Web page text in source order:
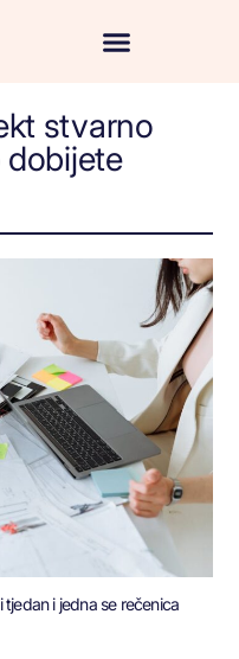
stvarno
dobijete
i jedna se rečenica